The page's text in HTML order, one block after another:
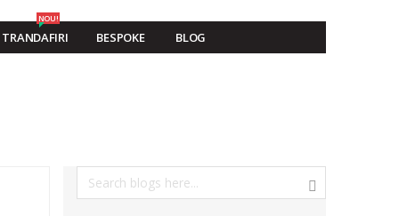
TRANDAFIRI
NOU!
BESPOKE BLOG